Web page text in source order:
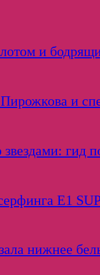
и
и
звездами: гид
E1
нижнее